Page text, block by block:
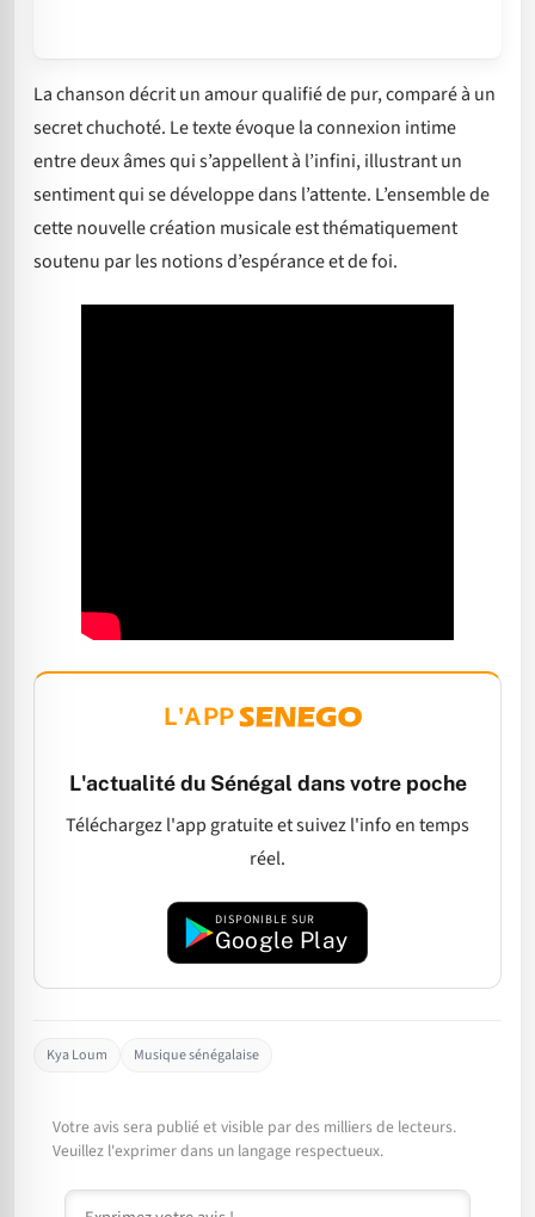
La chanson décrit un amour qualifié de pur, comparé à un
secret chuchoté. Le texte évoque la connexion intime
entre deux âmes qui s’appellent à l’infini, illustrant un
sentiment qui se développe dans l’attente. L’ensemble de
cette nouvelle création musicale est thématiquement
soutenu par les notions d’espérance et de foi.
L'APP
L'actualité du Sénégal dans votre poche
Téléchargez l'app gratuite et suivez l'info en temps
réel.
DISPONIBLE SUR
Google Play
Kya Loum Musique sénégalaise
Votre avis sera publié et visible par des milliers de lecteurs.
Veuillez l'exprimer dans un langage respectueux.
Commentaire